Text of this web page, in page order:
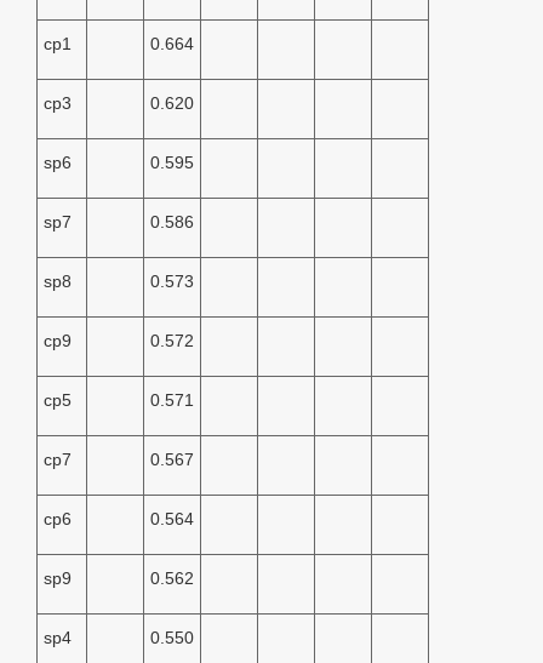
cp1 0.664
cp3 0.620
sp6 0.595
sp7 0.586
sp8 0.573
cp9 0.572
cp5 0.571
cp7 0.567
cp6 0.564
sp9 0.562
sp4 0.550